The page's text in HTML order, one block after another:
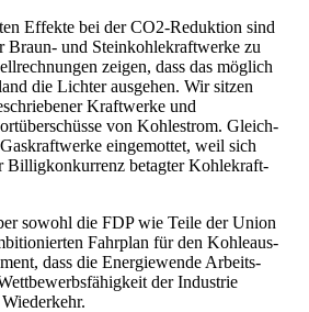
Effekte bei der CO2-Reduktion sind
Braun- und Stein­koh­le­kraft­werke zu
zeigen, dass das möglich
die Lichter ausgehen. Wir sitzen
Kraft­werke und
von Kohlestrom. Gleich­
einge­mottet, weil sich
Billig­kon­kurrenz betagter Kohle­kraft­
sowohl die FDP wie Teile der Union
Fahrplan für den Kohle­aus­
dass die Energie­wende Arbeits­
der Industrie